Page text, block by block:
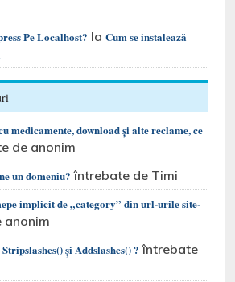
Pe Localhost? laCum se instalează
medicamente, download și alte reclame, ce
de anonim
un domeniu? întrebate de Timi
implicit de „category” din url-urile site-
anonim
și Addslashes() ? întrebate